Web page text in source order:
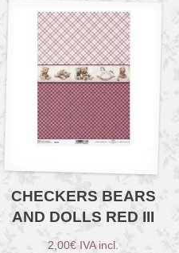
CHECKERS BEARS
AND DOLLS RED III
2,00€ IVA incl.